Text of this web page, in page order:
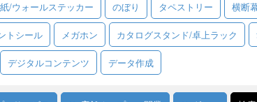
/ウォールステッカー のぼり タペストリー 横断
トシール メガホン カタログスタンド/卓上ラック
デジタルコンテンツ データ作成